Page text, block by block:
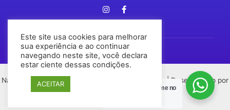
Natal Fibra © 2026 Todos os direitos reservados | Desenvolvido por
Este site usa cookies para melhorar
sua experiência e ao continuar
navegando neste site, você declara
estar ciente dessas condições.
ACEITAR
Chame no